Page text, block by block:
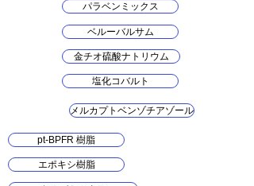
パラベンミックス
ベルーバルサム
金チオ硫酸ナトリウム
塩化コバルト
メルカプトベンゾチアゾール
pt-BPFR 樹脂
エポキシ樹脂